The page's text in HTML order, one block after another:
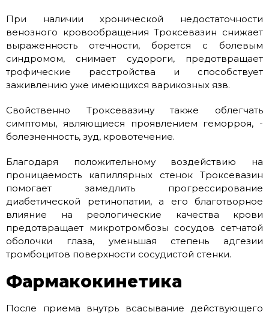
При наличии хронической недостаточности
венозного кровообращения Троксевазин снижает
выраженность отечности, борется с болевым
синдромом, снимает судороги, предотвращает
трофические расстройства и способствует
заживлению уже имеющихся варикозных язв.
Свойственно Троксевазину также облегчать
симптомы, являющиеся проявлением геморроя, -
болезненность, зуд, кровотечение.
Благодаря положительному воздействию на
проницаемость капиллярных стенок Троксевазин
помогает замедлить прогрессирование
диабетической ретинопатии, а его благотворное
влияние на реологические качества крови
предотвращает микротромбозы сосудов сетчатой
оболочки глаза, уменьшая степень адгезии
тромбоцитов поверхности сосудистой стенки.
Фармакокинетика
После приема внутрь всасывание действующего